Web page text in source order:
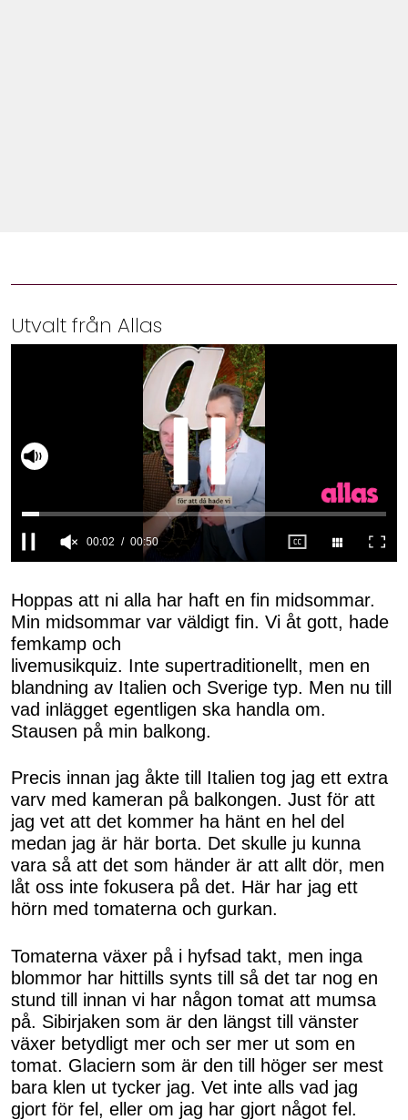
Utvalt från Allas
of
50
seconds
Hoppas att ni alla har haft en fin midsommar.
Min midsommar var väldigt fin. Vi åt gott, hade
femkamp och
livemusikquiz. Inte supertraditionellt, men en
blandning av Italien och Sverige typ. Men nu till
vad inlägget egentligen ska handla om.
Stausen på min balkong.
Precis innan jag åkte till Italien tog jag ett extra
varv med kameran på balkongen. Just för att
jag vet att det kommer ha hänt en hel del
medan jag är här borta. Det skulle ju kunna
vara så att det som händer är att allt dör, men
låt oss inte fokusera på det. Här har jag ett
hörn med tomaterna och gurkan.
Tomaterna växer på i hyfsad takt, men inga
blommor har hittills synts till så det tar nog en
stund till innan vi har någon tomat att mumsa
på. Sibirjaken som är den längst till vänster
växer betydligt mer och ser mer ut som en
tomat. Glaciern som är den till höger ser mest
bara klen ut tycker jag. Vet inte alls vad jag
gjort för fel, eller om jag har gjort något fel.